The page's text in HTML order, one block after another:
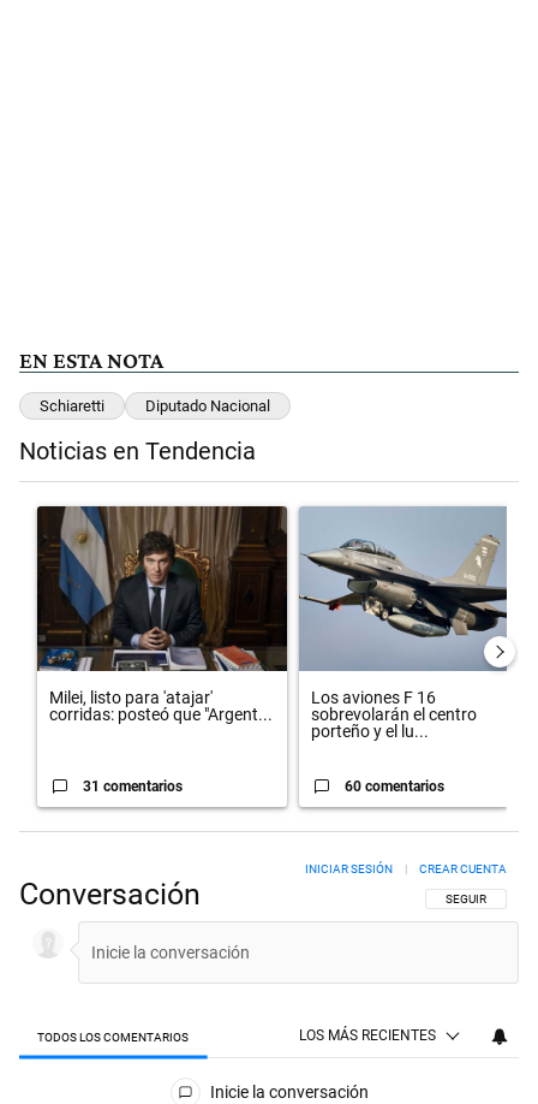
EN ESTA NOTA
Schiaretti Diputado Nacional
Noticias en Tendencia
Un artículo de tendencia con el título "Milei, listo para 'atajar'
Milei, listo para 'atajar'
corridas: posteó que "Argent...
31 comentarios
Un artículo de tendencia con el
Los aviones F 16
sobrevolarán el centro
porteño y el lu...
60 comentarios
Conversación SIGA ESTA
SEGUIR
INICIAR SESIÓN CREAR CUENTA
TODOS LOS COMENTARIOS LOS MÁS RECIENTES
Todos los comentarios
Inicie la conversación